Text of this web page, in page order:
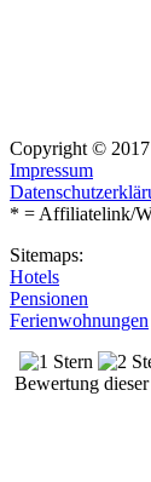
Copyright © 2017
Impressum
* = Affiliatelink/
Sitemaps:
Hotels
Pensionen
Ferienwohnungen
Bewertung